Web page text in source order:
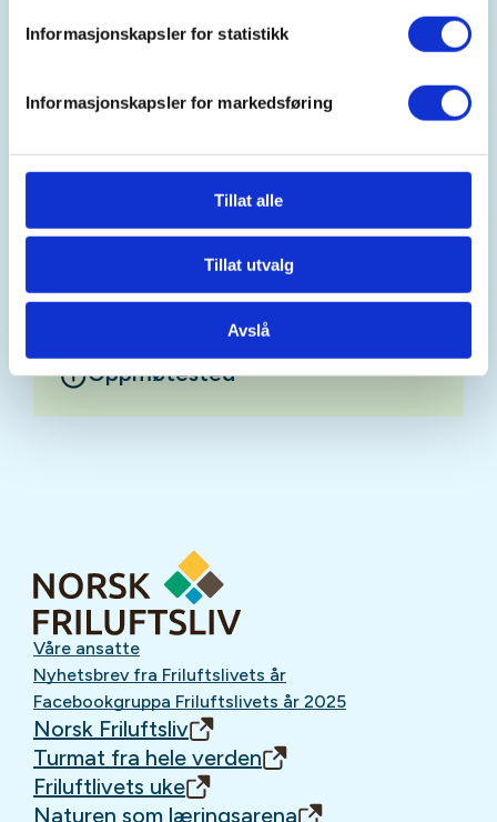
Informasjonskapsler for statistikk
Informasjonskapsler for markedsføring
Tillat alle
Tillat utvalg
Avslå
Kontaktperson
Kjell-Arne Hjelbrekke
kjell.arne.hjelbrekke@enivest.net
Mer informasjon
Oppmøtested
Våre ansatte
Nyhetsbrev fra Friluftslivets år
Facebookgruppa Friluftslivets år 2025
Norsk Friluftsliv
Turmat fra hele verden
Friluftlivets uke
Naturen som læringsarena